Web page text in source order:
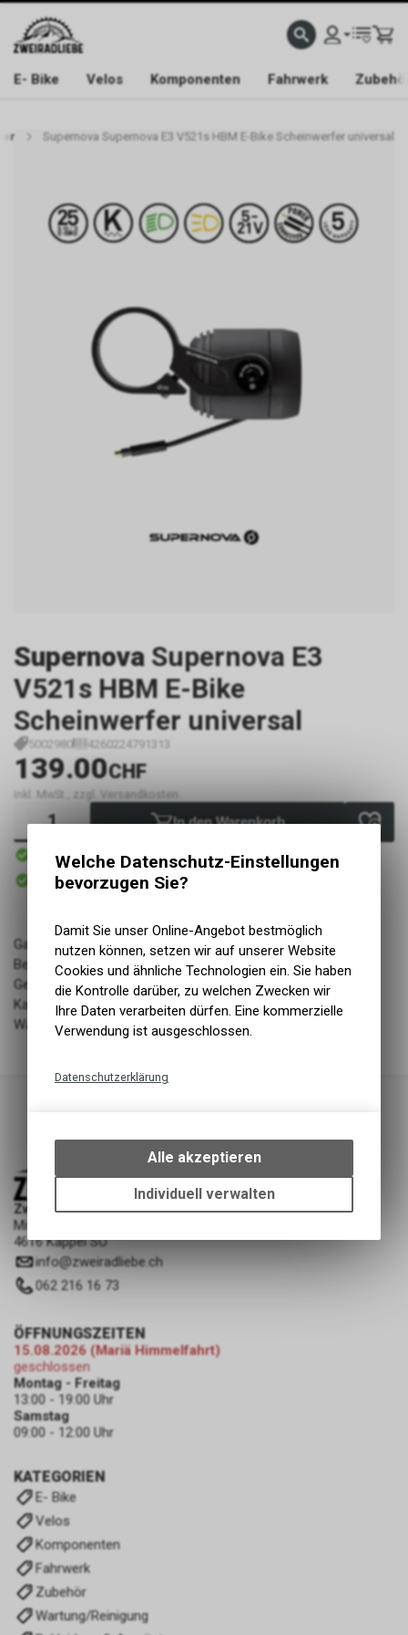
E- Bike Velos Komponenten Fahrwerk
Supernova Supernova E3 V521s HBM E-Bike Scheinwerfer universal
Supernova Supernova E3
V521s HBM E-Bike
Scheinwerfer universal
5002980 4260224791313
139.00CHF
inkl. MwSt., zzgl. Versandkosten
In den Warenkorb
Versand
Sofort abholbar
Abholung Zweiradliebe GmbH
Garantieangaben: 2 Jahre Garantie, beachten Sie die
Bestimmungen
Geschlecht: uni
Kategorie: parts
Warengruppe: Ersatzteil Fahrrad
Zweiradliebe GmbH
Mittelgäustrasse 53
4616 Kappel SO
info@zweiradliebe.ch
062 216 16 73
KATEGORIEN
E- Bike
Velos
Komponenten
Fahrwerk
Zubehör
Wartung/Reinigung
ÖFFNUNGSZEITEN
15.08.2026 (Mariä Himmelfahrt)
geschlossen
Montag - Freitag
13:00 - 19:00 Uhr
Samstag
09:00 - 12:00 Uhr
Welche Datenschutz-Einstellungen
bevorzugen Sie?
Damit Sie unser Online-Angebot bestmöglich
nutzen können, setzen wir auf unserer Website
Cookies und ähnliche Technologien ein. Sie haben
die Kontrolle darüber, zu welchen Zwecken wir
Ihre Daten verarbeiten dürfen. Eine kommerzielle
Verwendung ist ausgeschlossen.
Datenschutzerklärung
bestimmte Interaktionen und
Einstellungen auf Ihrem Gerät,
um die grundlegenden
Funktionen unseres Online-
ermöglichen. Bitte beachten Sie,
zulassen.
Alle akzeptieren
Individuell verwalten